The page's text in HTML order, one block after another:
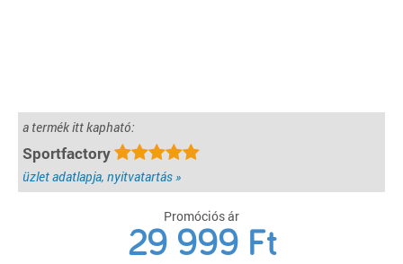
a termék itt kapható:
Sportfactory
üzlet adatlapja, nyitvatartás »
Promóciós ár
29 999 Ft